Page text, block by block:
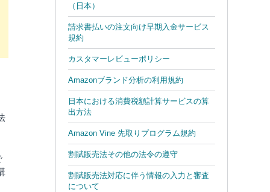
（日本）
請求書払いの注文向け早期入金サービス
規約
カスタマーレビューポリシー
Amazonブランド分析の利用規約
日本における消費税額計算サービスの算
出方法
Amazon Vine 先取りプログラム規約
割賦販売法その他の法令の遵守
割賦販売法対応に伴う情報の入力と審査
について